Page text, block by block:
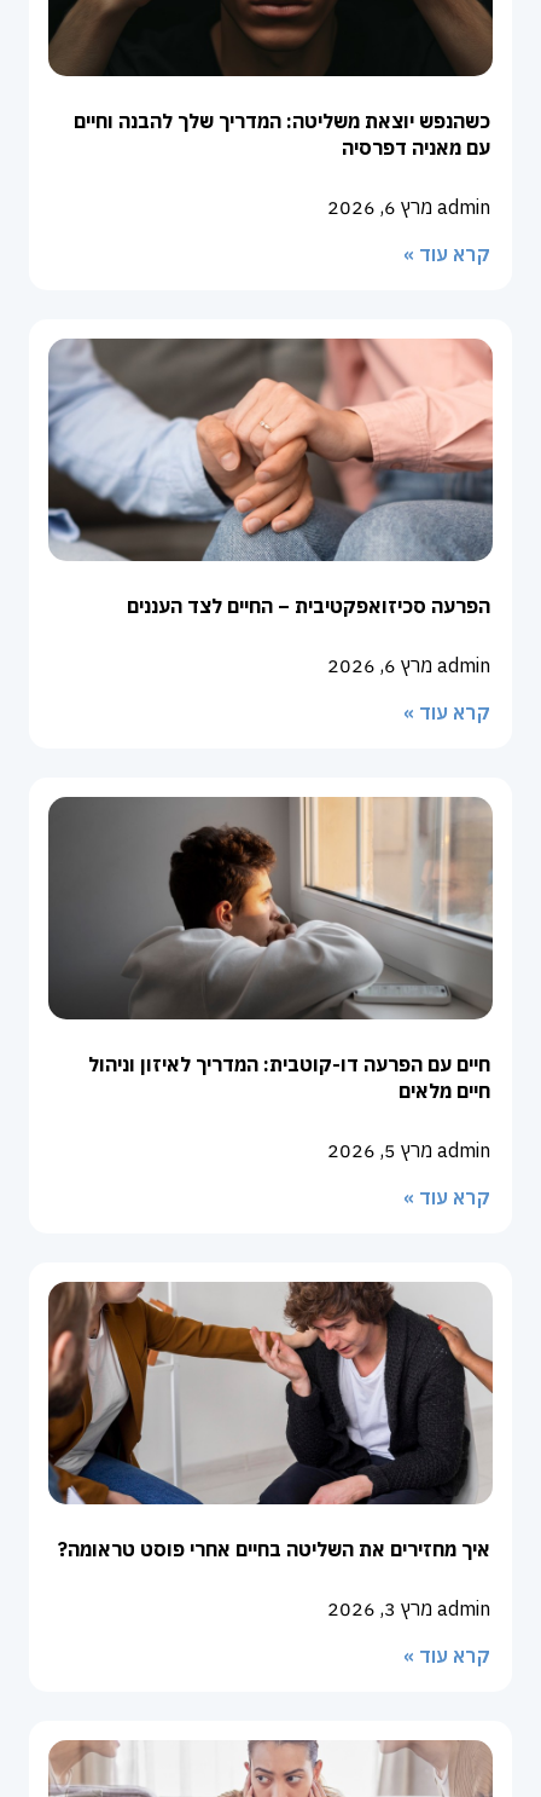
כשהנפש יוצאת משליטה: המדריך שלך להבנה וחיים
עם מאניה דפרסיה
admin מרץ 6, 2026
קרא עוד »
הפרעה סכיזואפקטיבית – החיים לצד העננים
admin מרץ 6, 2026
קרא עוד »
חיים עם הפרעה דו-קוטבית: המדריך לאיזון וניהול
חיים מלאים
admin מרץ 5, 2026
קרא עוד »
איך מחזירים את השליטה בחיים אחרי פוסט טראומה?
admin מרץ 3, 2026
קרא עוד »